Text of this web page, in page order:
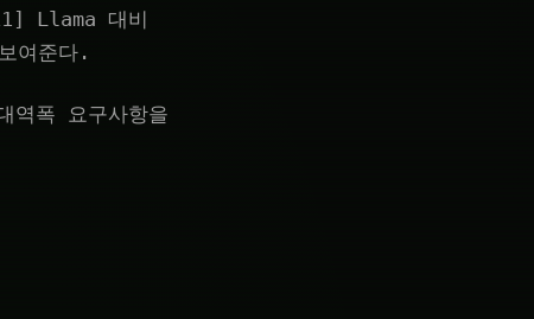
Llama 대비
여준다.
역폭 요구사항을